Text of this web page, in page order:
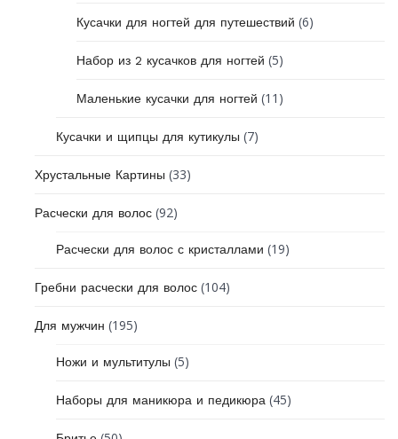
Кусачки для ногтей для путешествий (6)
Набор из 2 кусачков для ногтей (5)
Маленькие кусачки для ногтей (11)
Кусачки и щипцы для кутикулы (7)
Хрустальные Картины (33)
Расчески для волос (92)
Расчески для волос с кристаллами (19)
Гребни расчески для волос (104)
Для мужчин (195)
Ножи и мультитулы (5)
Наборы для маникюра и педикюра (45)